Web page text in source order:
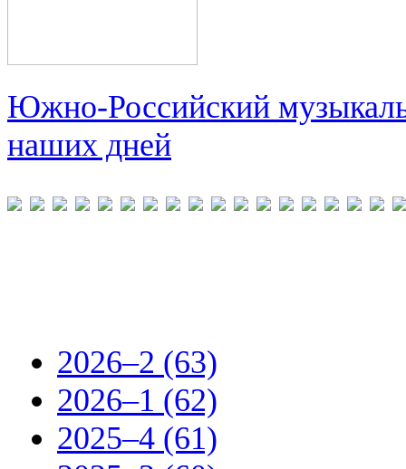
Южно-Российский
наших дней
2026–2 (63)
2026–1 (62)
2025–4 (61)